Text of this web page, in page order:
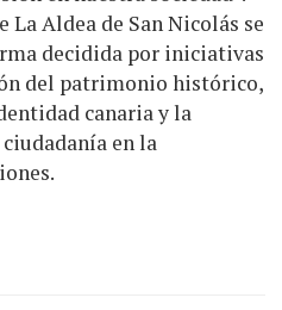
Aldea de San Nicolás se
decidida por iniciativas
del patrimonio histórico,
canaria y la
en la